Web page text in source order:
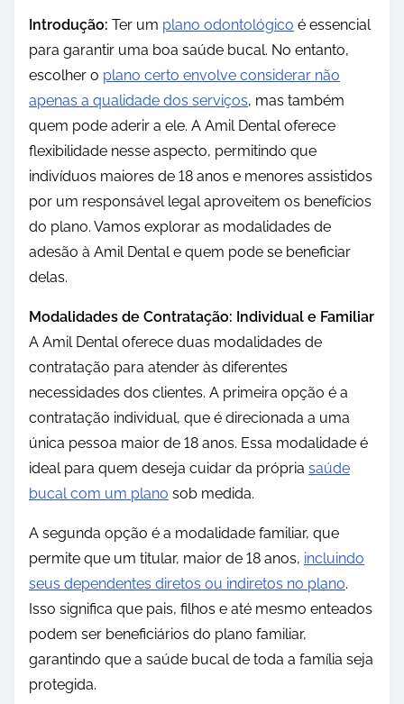
Introdução: Ter um plano odontológico é essencial
para garantir uma boa saúde bucal. No entanto,
escolher o plano certo envolve considerar não
apenas a qualidade dos serviços, mas também
quem pode aderir a ele. A Amil Dental oferece
flexibilidade nesse aspecto, permitindo que
indivíduos maiores de 18 anos e menores assistidos
por um responsável legal aproveitem os benefícios
do plano. Vamos explorar as modalidades de
adesão à Amil Dental e quem pode se beneficiar
delas.
Modalidades de Contratação: Individual e Familiar
A Amil Dental oferece duas modalidades de
contratação para atender às diferentes
necessidades dos clientes. A primeira opção é a
contratação individual, que é direcionada a uma
única pessoa maior de 18 anos. Essa modalidade é
ideal para quem deseja cuidar da própria saúde
bucal com um plano sob medida.
A segunda opção é a modalidade familiar, que
permite que um titular, maior de 18 anos, incluindo
seus dependentes diretos ou indiretos no plano.
Isso significa que pais, filhos e até mesmo enteados
podem ser beneficiários do plano familiar,
garantindo que a saúde bucal de toda a família seja
protegida.